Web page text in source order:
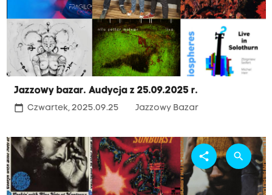
Jazzowy bazar. Audycja z 25.09.2025 r.
calendar_today Czwartek, 2025.09.25 Jazzowy Bazar
share search